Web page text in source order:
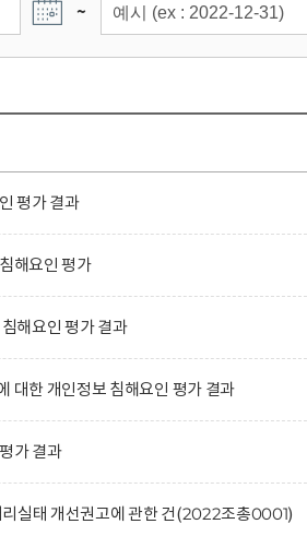
~
평가 결과
해요인 평가
해요인 평가 결과
대한 개인정보 침해요인 평가 결과
가 결과
실태 개선권고에 관한 건(2022조총0001)